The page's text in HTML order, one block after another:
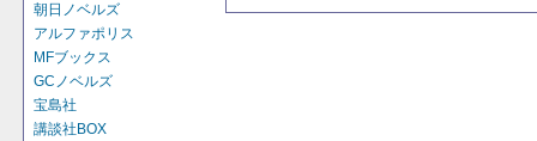
朝日ノベルズ
アルファポリス
MFブックス
GCノベルズ
宝島社
講談社BOX